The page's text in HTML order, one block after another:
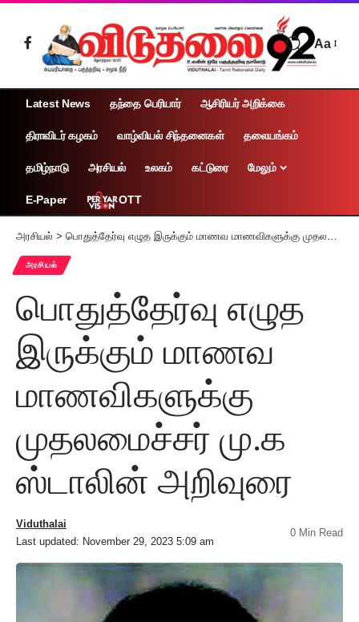
Aa
Latest News தந்தை பெரியார் ஆசிரியர் அறிக்கை
திராவிடர் கழகம் வாழ்வியல் சிந்தனைகள் தலையங்கம்
தமிழ்நாடு அரசியல் உலகம் கட்டுரை மேலும்
E-Paper OTT
அரசியல் > பொதுத்தேர்வு எழுத இருக்கும் மாணவ மாணவிகளுக்கு முதலமைச்சர் மு.க ஸ்டாலின் அறிவுரை
அரசியல்
பொதுத்தேர்வு எழுத
இருக்கும் மாணவ
மாணவிகளுக்கு
முதலமைச்சர் மு.க
ஸ்டாலின் அறிவுரை
Last updated: November 29, 2023 5:09 am
Viduthalai
0 Min Read